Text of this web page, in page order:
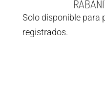
Solo disponible para
registrados.